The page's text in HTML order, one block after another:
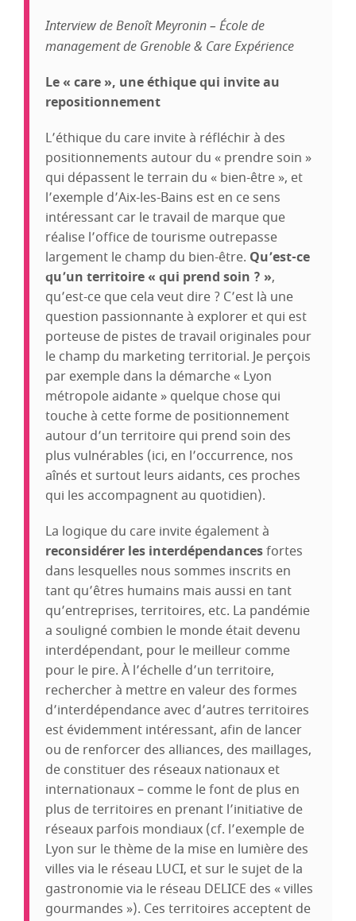
Interview de Benoît Meyronin – École de
management de Grenoble & Care Expérience
Le « care », une éthique qui invite au
repositionnement
L’éthique du care invite à réfléchir à des
positionnements autour du « prendre soin »
qui dépassent le terrain du « bien-être », et
l’exemple d’Aix-les-Bains est en ce sens
intéressant car le travail de marque que
réalise l’office de tourisme outrepasse
largement le champ du bien-être. Qu’est-ce
qu’un territoire « qui prend soin ? »,
qu’est-ce que cela veut dire ? C’est là une
question passionnante à explorer et qui est
porteuse de pistes de travail originales pour
le champ du marketing territorial. Je perçois
par exemple dans la démarche « Lyon
métropole aidante » quelque chose qui
touche à cette forme de positionnement
autour d’un territoire qui prend soin des
plus vulnérables (ici, en l’occurrence, nos
aînés et surtout leurs aidants, ces proches
qui les accompagnent au quotidien).
La logique du care invite également à
reconsidérer les interdépendancesfortes
dans lesquelles nous sommes inscrits en
tant qu’êtres humains mais aussi en tant
qu’entreprises, territoires, etc. La pandémie
a souligné combien le monde était devenu
interdépendant, pour le meilleur comme
pour le pire. À l’échelle d’un territoire,
rechercher à mettre en valeur des formes
d’interdépendance avec d’autres territoires
est évidemment intéressant, afin de lancer
ou de renforcer des alliances, des maillages,
de constituer des réseaux nationaux et
internationaux – comme le font de plus en
plus de territoires en prenant l’initiative de
réseaux parfois mondiaux (cf. l’exemple de
Lyon sur le thème de la mise en lumière des
villes via le réseau LUCI, et sur le sujet de la
gastronomie via le réseau DELICE des « villes
gourmandes »). Ces territoires acceptent de